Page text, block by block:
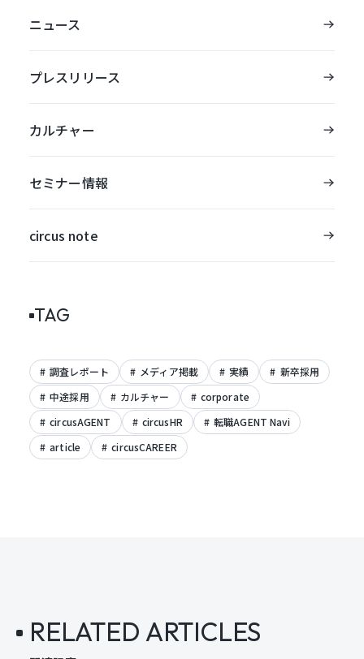
ニュース
プレスリリース
カルチャー
セミナー情報
circus note
TAG
調査レポート メディア掲載 実績
新卒採用
中途採用
カルチャー
corporate
circusAGENT
circusHR
転職AGENT Navi
article
circusCAREER
RELATED ARTICLES